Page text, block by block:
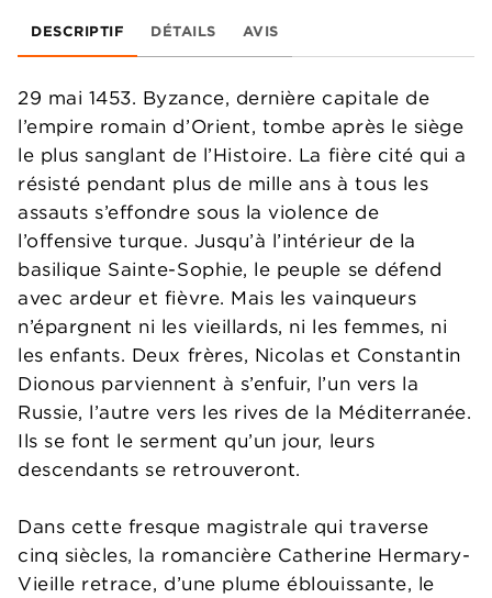
DESCRIPTIF DÉTAILS AVIS
29 mai 1453. Byzance, dernière capitale de
l’empire romain d’Orient, tombe après le siège
le plus sanglant de l’Histoire. La fière cité qui a
résisté pendant plus de mille ans à tous les
assauts s’effondre sous la violence de
l’offensive turque. Jusqu’à l’intérieur de la
basilique Sainte-Sophie, le peuple se défend
avec ardeur et fièvre. Mais les vainqueurs
n’épargnent ni les vieillards, ni les femmes, ni
les enfants. Deux frères, Nicolas et Constantin
Dionous parviennent à s’enfuir, l’un vers la
Russie, l’autre vers les rives de la Méditerranée.
Ils se font le serment qu’un jour, leurs
descendants se retrouveront.
Dans cette fresque magistrale qui traverse
cinq siècles, la romancière Catherine Hermary-
Vieille retrace, d’une plume éblouissante, le